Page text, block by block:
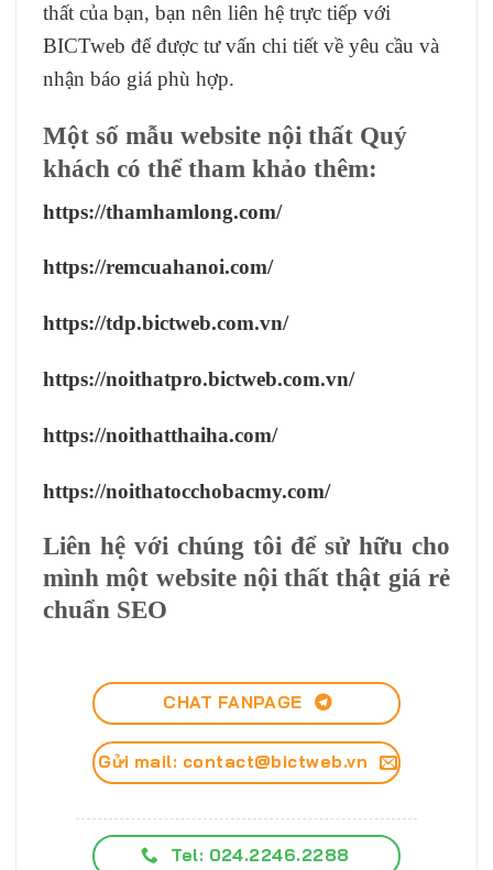
thất của bạn, bạn nên liên hệ trực tiếp với
BICTweb để được tư vấn chi tiết về yêu cầu và
nhận báo giá phù hợp.
Một số mẫu website nội thất Quý
khách có thể tham khảo thêm:
https://thamhamlong.com/
https://remcuahanoi.com/
https://tdp.bictweb.com.vn/
https://noithatpro.bictweb.com.vn/
https://noithatthaiha.com/
https://noithatocchobacmy.com/
Liên hệ với chúng tôi để sử hữu cho
mình một website nội thất thật giá rẻ
chuẩn SEO
CHAT FANPAGE
Gửi mail: contact@bictweb.vn
Tel: 024.2246.2288